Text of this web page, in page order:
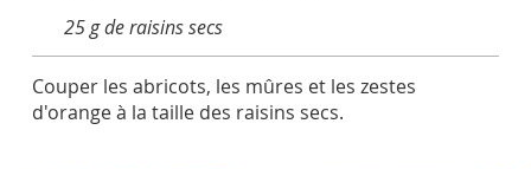
25 g de raisins secs
Couper les abricots, les mûres et les zestes
d'orange à la taille des raisins secs.